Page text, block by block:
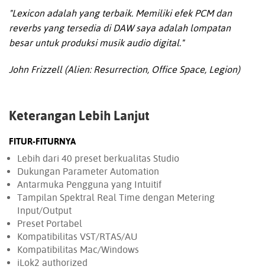
"Lexicon adalah yang terbaik. Memiliki efek PCM dan
reverbs yang tersedia di DAW saya adalah lompatan
besar untuk produksi musik audio digital."
John Frizzell (Alien: Resurrection, Office Space, Legion)
Keterangan Lebih Lanjut
FITUR-FITURNYA
Lebih dari 40 preset berkualitas Studio
Dukungan Parameter Automation
Antarmuka Pengguna yang Intuitif
Tampilan Spektral Real Time dengan Metering
Input/Output
Preset Portabel
Kompatibilitas VST/RTAS/AU
Kompatibilitas Mac/Windows
iLok2 authorized